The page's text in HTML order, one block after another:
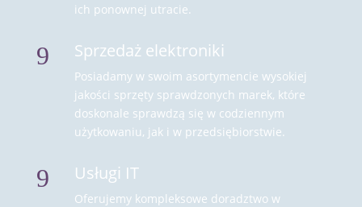
ich ponownej utracie.
9 Sprzedaż elektroniki
Posiadamy w swoim asortymencie wysokiej
jakości sprzęty sprawdzonych marek, które
doskonale sprawdzą się w codziennym
użytkowaniu, jak i w przedsiębiorstwie.
9 Usługi IT
Oferujemy kompleksowe doradztwo w